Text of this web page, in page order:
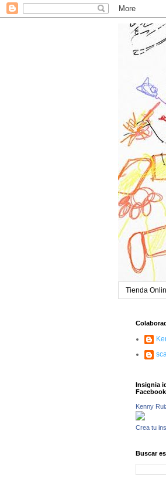
Tienda
Insignia
Facebook
Kenny
Crea tu
Buscar